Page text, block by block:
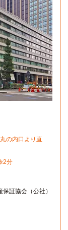
電車
10分
電車
8分
の内口より直
2分
証協会（公社）